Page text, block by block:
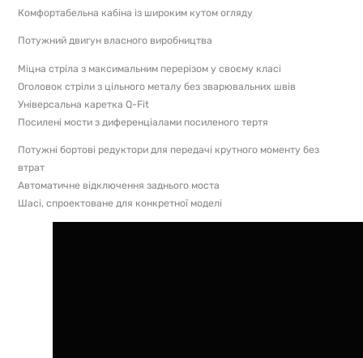
Комфортабельна кабіна із широким кутом огляду
Потужний двигун власного виробництва
Міцна стріла з максимальним перерізом у своєму класі
Оголовок стріли з цільного металу без зварювальних швів
Універсальна каретка Q-Fit
Посилені мости з диференціалами посиленого тертя
Потужні бортові редуктори для передачі крутного моменту без
втрат
Автоматичне відключення заднього моста
Шасі, спроектоване для конкретної моделі